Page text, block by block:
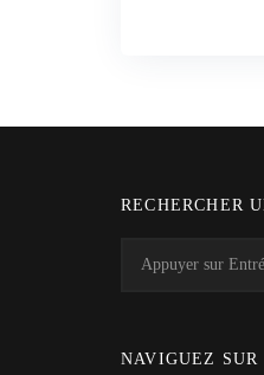
RECHERCHER
for:
NAVIGUEZ SUR